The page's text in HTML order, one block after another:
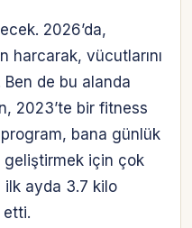
2026’da,
harcarak, vücutlarını
de bu alanda
2023’te bir fitness
program, bana günlük
geliştirmek için çok
ilk ayda 3.7 kilo
etti.